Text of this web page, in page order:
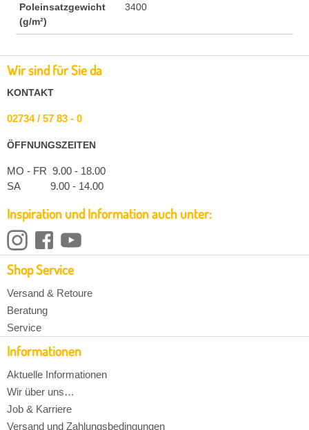
Poleinsatzgewicht
(g/m²)
3400
Wir sind für Sie da
KONTAKT
02734 / 57 83 - 0
ÖFFNUNGSZEITEN
MO - FR 9.00 - 18.00
SA 9.00 - 14.00
Inspiration und Information auch unter:
Shop Service
Versand & Retoure
Beratung
Service
Informationen
Aktuelle Informationen
Wir über uns…
Job & Karriere
Versand und Zahlungsbedingungen